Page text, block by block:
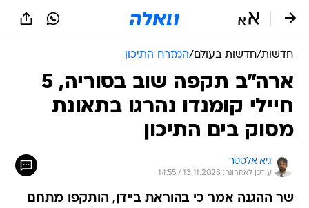
חדשות/חדשות בעולם/המזרח התיכון
ארה"ב תקפה שוב בסוריה, 5
חיילי קומנדו נהרגו בתאונת
מסוק בים התיכון
גיא אלסטר
עודכן לאחרונה: 13.11.2023 / 14:55
שר ההגנה אמר כי בהוראת ביידן, הותקפו מתחם